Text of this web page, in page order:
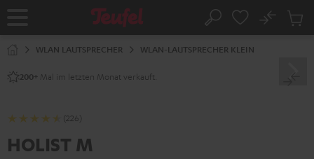
Startseite Suche
No
WLAN LAUTSPRECHER WLAN-LAUTSPRECHER KLEIN
200+ Mal im letzten Monat verkauft.
(226)
HOLIST M